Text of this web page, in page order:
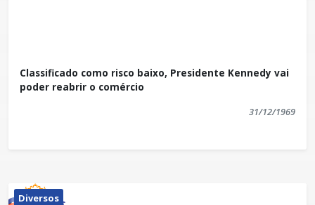
Classificado como risco baixo, Presidente Kennedy vai
poder reabrir o comércio
31/12/1969
Diversos